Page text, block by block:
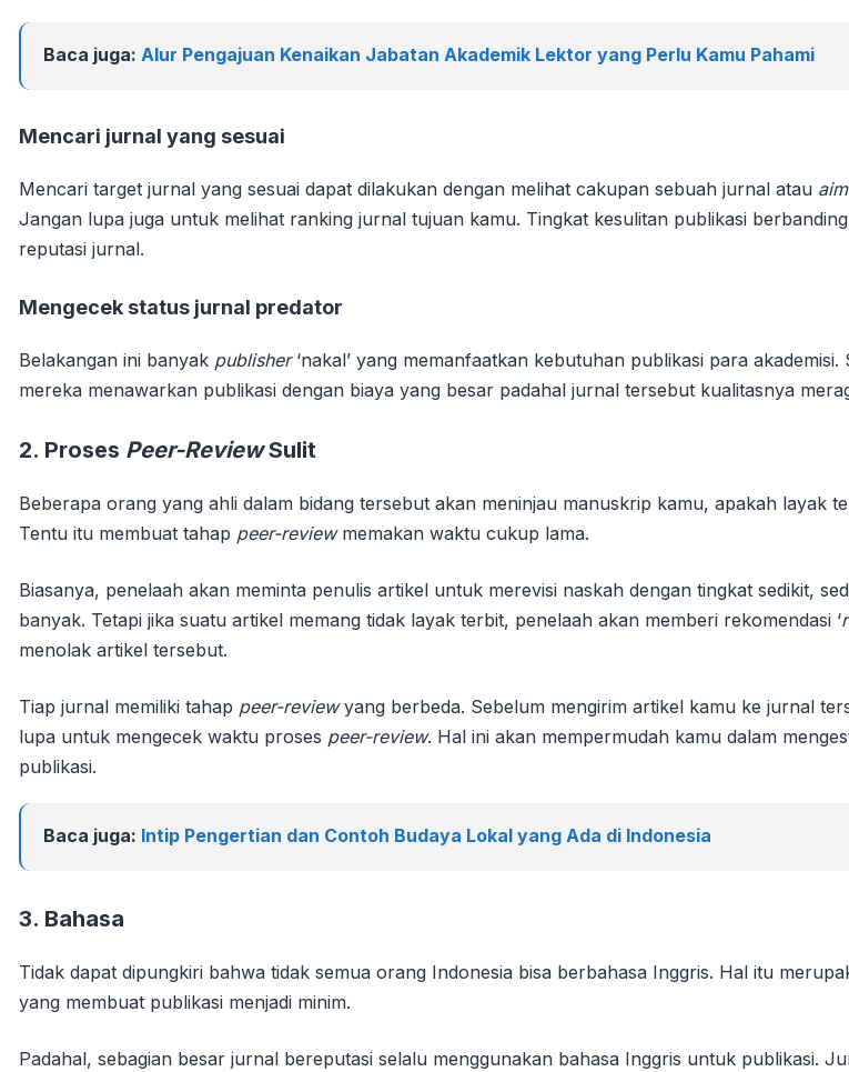
Baca juga: Alur Pengajuan Kenaikan Jabatan Akademik Lektor yang Perlu Kamu Pahami
Mencari jurnal yang sesuai
Mencari target jurnal yang sesuai dapat dilakukan dengan melihat cakupan sebuah jurnal atau
Jangan lupa juga untuk melihat ranking jurnal tujuan kamu. Tingkat kesulitan publikasi
reputasi jurnal.
Mengecek status jurnal predator
Belakangan ini banyak publisher‘nakal’ yang memanfaatkan kebutuhan publikasi para akademisi.
mereka menawarkan publikasi dengan biaya yang besar padahal jurnal tersebut kualitasnya
2. Proses Peer-ReviewSulit
Beberapa orang yang ahli dalam bidang tersebut akan meninjau manuskrip kamu, apakah layak
Tentu itu membuat tahap peer-review memakan waktu cukup lama.
Biasanya, penelaah akan meminta penulis artikel untuk merevisi naskah dengan tingkat sedikit,
banyak. Tetapi jika suatu artikel memang tidak layak terbit, penelaah akan memberi rekomendasi ‘
menolak artikel tersebut.
Tiap jurnal memiliki tahap peer-reviewyang berbeda. Sebelum mengirim artikel kamu ke jurnal
lupa untuk mengecek waktu proses peer-review. Hal ini akan mempermudah kamu dalam
publikasi.
Baca juga: Intip Pengertian dan Contoh Budaya Lokal yang Ada di Indonesia
3. Bahasa
Tidak dapat dipungkiri bahwa tidak semua orang Indonesia bisa berbahasa Inggris. Hal itu
yang membuat publikasi menjadi minim.
Padahal, sebagian besar jurnal bereputasi selalu menggunakan bahasa Inggris untuk publikasi.